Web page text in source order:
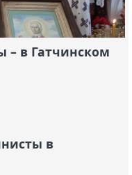
– в Гатчинском
в